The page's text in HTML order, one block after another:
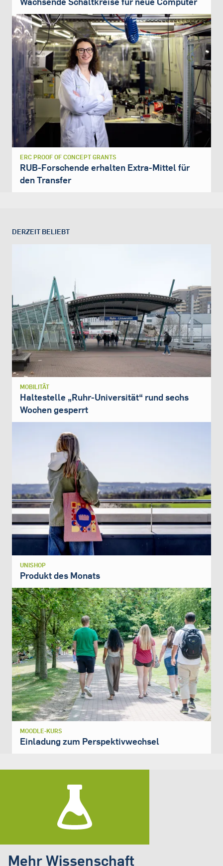
ERC PROOF OF CONCEPT GRANTS
RUB-Forschende erhalten Extra-Mittel für
den Transfer
DERZEIT BELIEBT
MOBILITÄT
Haltestelle „Ruhr-Universität“ rund sechs
Wochen gesperrt
UNISHOP
Produkt des Monats
MOODLE-KURS
Einladung zum Perspektivwechsel
Mehr Wissenschaft